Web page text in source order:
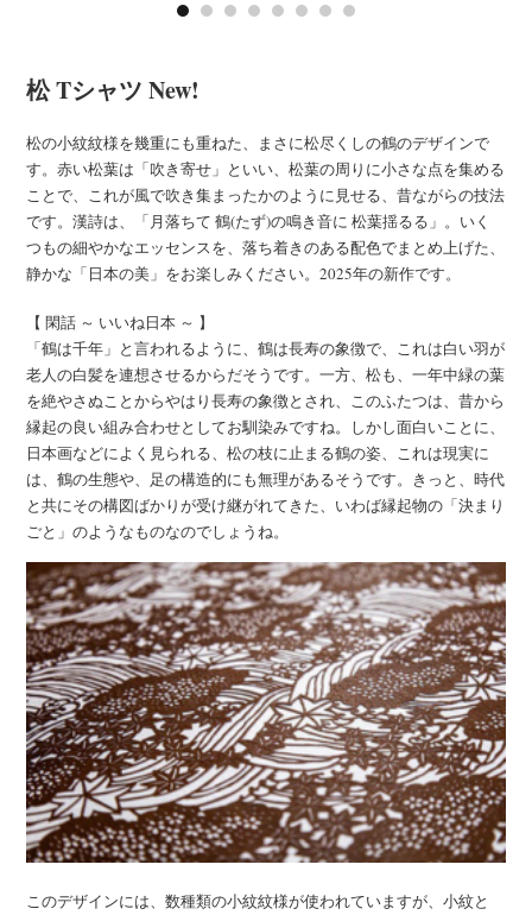
松 Tシャツ New!
松の小紋紋様を幾重にも重ねた、まさに松尽くしの鶴のデザインで
す。赤い松葉は「吹き寄せ」といい、松葉の周りに小さな点を集める
ことで、これが風で吹き集まったかのように見せる、昔ながらの技法
です。漢詩は、「月落ちて 鶴(たず)の鳴き音に 松葉揺るる」。いく
つもの細やかなエッセンスを、落ち着きのある配色でまとめ上げた、
静かな「日本の美」をお楽しみください。2025年の新作です。
【 閑話 ～ いいね日本 ～ 】
「鶴は千年」と言われるように、鶴は長寿の象徴で、これは白い羽が
老人の白髪を連想させるからだそうです。一方、松も、一年中緑の葉
を絶やさぬことからやはり長寿の象徴とされ、このふたつは、昔から
縁起の良い組み合わせとしてお馴染みですね。しかし面白いことに、
日本画などによく見られる、松の枝に止まる鶴の姿、これは現実に
は、鶴の生態や、足の構造的にも無理があるそうです。きっと、時代
と共にその構図ばかりが受け継がれてきた、いわば縁起物の「決まり
ごと」のようなものなのでしょうね。
このデザインには、数種類の小紋紋様が使われていますが、小紋と